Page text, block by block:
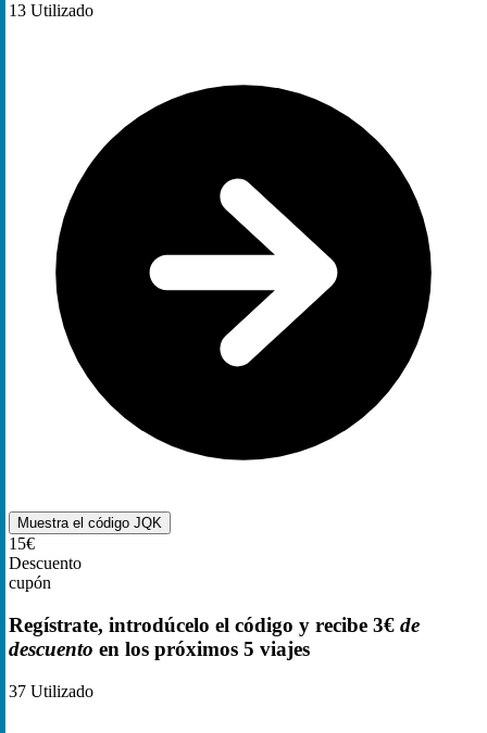
13 Utilizado
Muestra el código JQK
15€
Descuento
cupón
Regístrate, introdúcelo el código y recibe 3€ de
descuento en los próximos 5 viajes
37 Utilizado